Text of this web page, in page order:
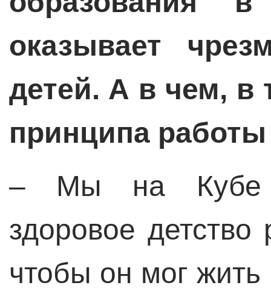
оказывает
детей. А в чем, в
принципа
– Мы на Кубе
здоровое детство
чтобы он мог